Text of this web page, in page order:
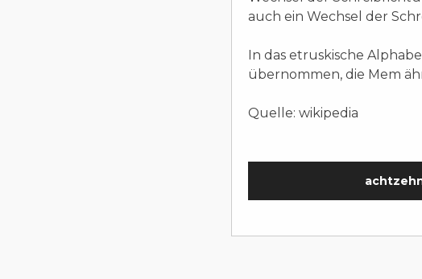
auch ein Wechsel der
In das etruskische
übernommen, die Mem
Quelle: wikipedia